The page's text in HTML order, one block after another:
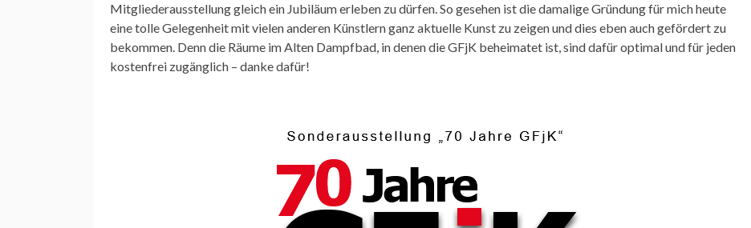
Mitgliederausstellung gleich ein Jubiläum erleben zu dürfen. So gesehen ist die damalige Gründung für mich heute
eine tolle Gelegenheit mit vielen anderen Künstlern ganz aktuelle Kunst zu zeigen und dies eben auch gefördert zu
bekommen. Denn die Räume im Alten Dampfbad, in denen die GFjK beheimatet ist, sind dafür optimal und für jeden
kostenfrei zugänglich – danke dafür!